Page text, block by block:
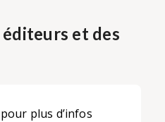
et des
plus d’infos